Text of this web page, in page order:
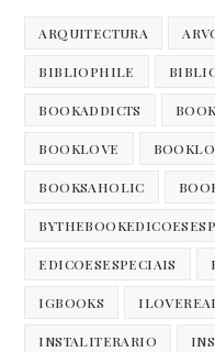
ARQUITECTURA
BIBLIOPHILE
BOOKADDICTS
BOOKLOVE
BOOKSAHOLIC
EDICOESESPECIAIS
IGBOOKS
INSTALITERARIO